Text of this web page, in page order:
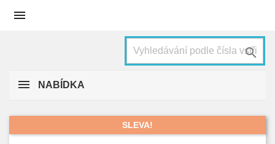


NABÍDKA
SLEVA!